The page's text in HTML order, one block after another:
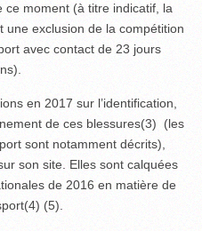
ce moment (à titre indicatif, la
une exclusion de la compétition
avec contact de 23 jours
en 2017 sur l’identification,
de ces blessures(3) (les
sont notamment décrits),
son site. Elles sont calquées
de 2016 en matière de
(4) (5).